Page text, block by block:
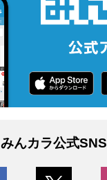
みんカラ公式SNS